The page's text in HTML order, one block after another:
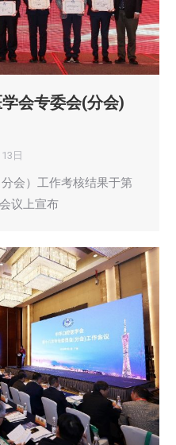
会专委会(分会)
日
会）工作考核结果于第
议上宣布